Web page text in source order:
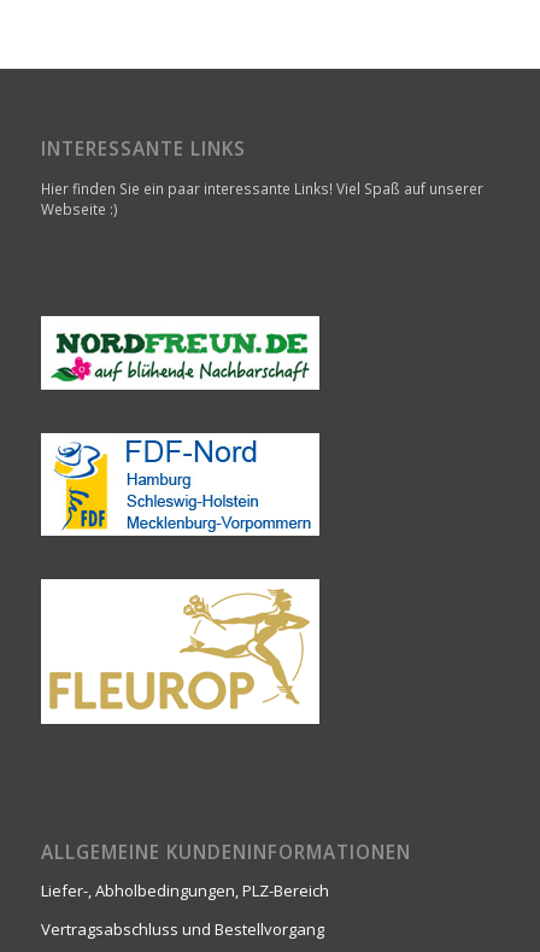
INTERESSANTE LINKS
Hier finden Sie ein paar interessante Links! Viel Spaß auf unserer
Webseite :)
ALLGEMEINE KUNDENINFORMATIONEN
Liefer-, Abholbedingungen, PLZ-Bereich
Vertragsabschluss und Bestellvorgang